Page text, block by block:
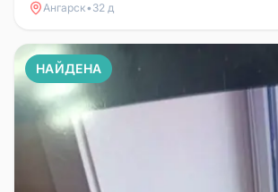
Ангарск• 32 д
НАЙДЕНА